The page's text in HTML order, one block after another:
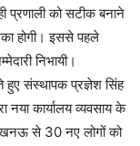
प्रणाली को सटीक बनाने
होगी। इससे पहले
निभायी।
हुए संस्थापक प्रज्ञेश सिंह
नया कार्यालय व्यवसाय के
लखनऊ से 30 नए लोगों को